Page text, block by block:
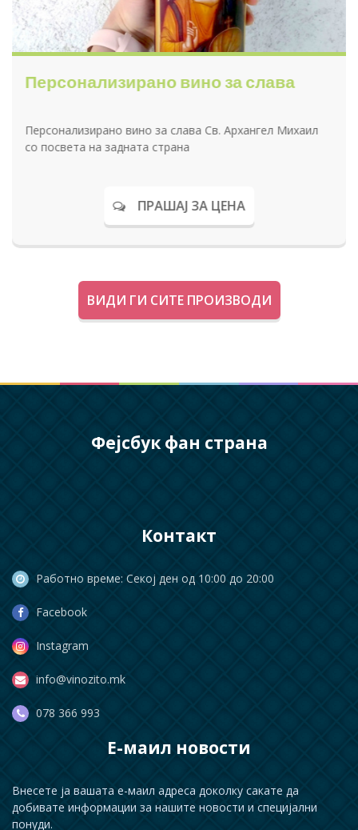
Персонализирано вино за слава
Персонализирано вино за слава Св. Архангел Михаил
со посвета на задната страна
ПРАШАЈ ЗА ЦЕНА
ВИДИ ГИ СИТЕ ПРОИЗВОДИ
Фејсбук фан страна
Контакт
Работно време: Секој ден од 10:00 до 20:00
Facebook
Instagram
info@vinozito.mk
078 366 993
Е-маил новости
Внесете ја вашата е-маил адреса доколку сакате да
добивате информации за нашите новости и специјални
понуди.